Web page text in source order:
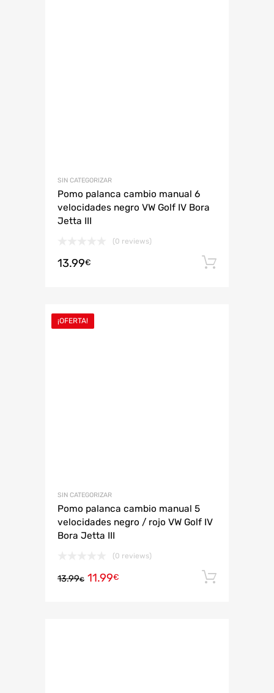
SIN CATEGORIZAR
Pomo palanca cambio manual 6
velocidades negro VW Golf IV Bora
Jetta III
(0 reviews)
13.99€
¡OFERTA!
SIN CATEGORIZAR
Pomo palanca cambio manual 5
velocidades negro / rojo VW Golf IV
Bora Jetta III
(0 reviews)
13.99€ 11.99€